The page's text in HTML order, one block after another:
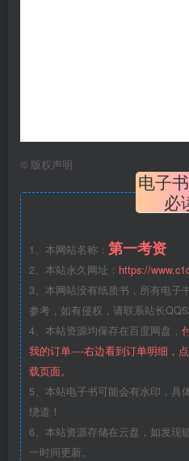
© 版权声明
电子
必
1、本网站名称： 第一考资
2、本站永久网址： https://
3、本网站没有纸质书，所有电子
参考，如有侵权，请联系站长
4、本站资源均保存在百度网盘，
我的订单----右边看到订单明细，
载页面。
5、本站电子书可能会有水印，具
绕道！
6、本站资源存储在云盘，如发现
一时间更新。